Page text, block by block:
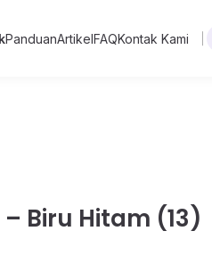
PanduanArtikelFAQKontak Kami
Biru Hitam (13)